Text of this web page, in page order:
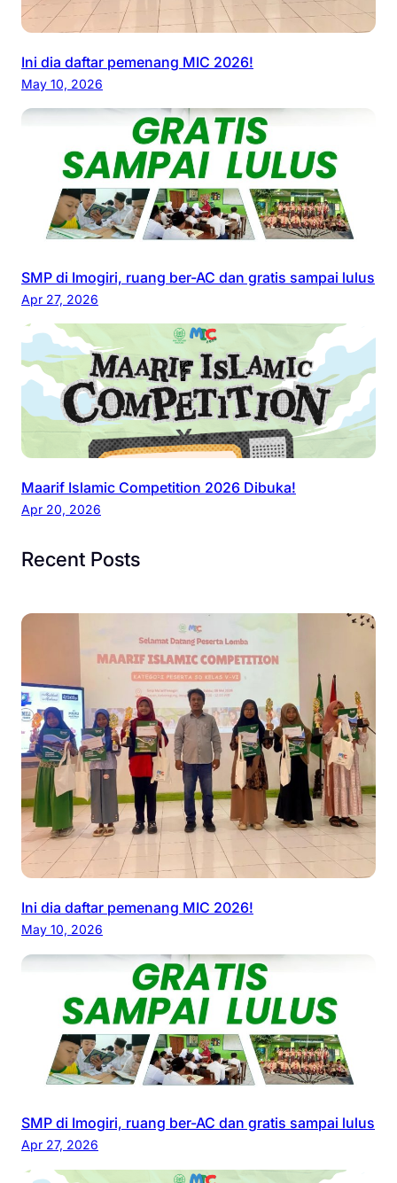
Ini dia daftar pemenang MIC 2026!
May 10, 2026
SMP di Imogiri, ruang ber-AC dan gratis sampai lulus
Apr 27, 2026
Maarif Islamic Competition 2026 Dibuka!
Apr 20, 2026
Recent Posts
Ini dia daftar pemenang MIC 2026!
May 10, 2026
SMP di Imogiri, ruang ber-AC dan gratis sampai lulus
Apr 27, 2026